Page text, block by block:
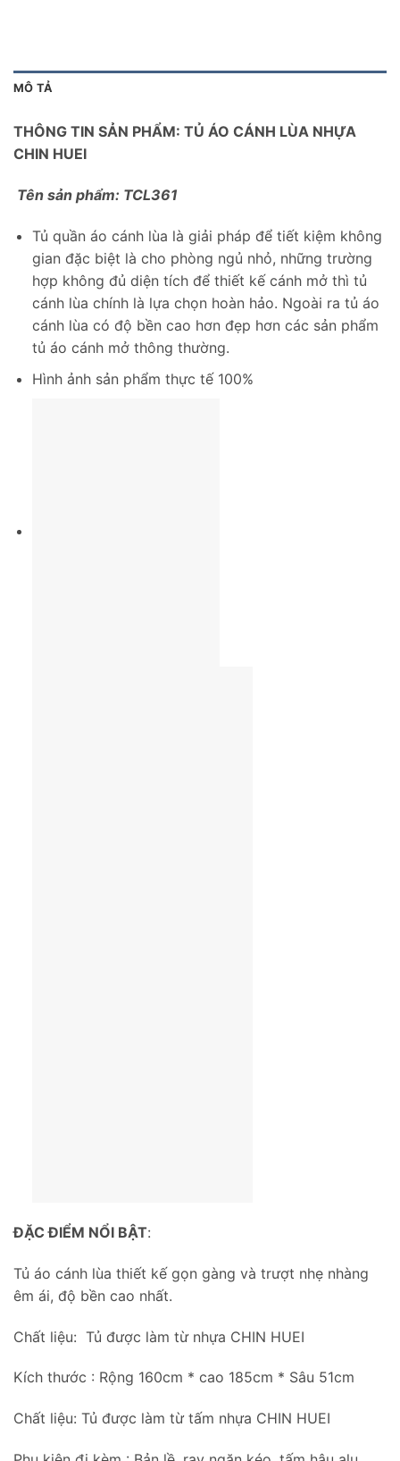
MÔ TẢ
THÔNG TIN SẢN PHẨM: TỦ ÁO CÁNH LÙA NHỰA
CHIN HUEI
Tên sản phẩm: TCL361
Tủ quần áo cánh lùa là giải pháp để tiết kiệm không
gian đặc biệt là cho phòng ngủ nhỏ, những trường
hợp không đủ diện tích để thiết kế cánh mở thì tủ
cánh lùa chính là lựa chọn hoàn hảo. Ngoài ra tủ áo
cánh lùa có độ bền cao hơn đẹp hơn các sản phẩm
tủ áo cánh mở thông thường.
Hình ảnh sản phẩm thực tế 100%
ĐẶC ĐIỂM NỔI BẬT:
Tủ áo cánh lùa thiết kế gọn gàng và trượt nhẹ nhàng
êm ái, độ bền cao nhất.
Chất liệu: Tủ được làm từ nhựa CHIN HUEI
Kích thước : Rộng 160cm * cao 185cm * Sâu 51cm
Chất liệu: Tủ được làm từ tấm nhựa CHIN HUEI